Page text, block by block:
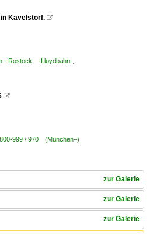
in Kavelstorf. 
– Rostock ·Lloydbahn·

999 / 970 (München–)
zur Galerie
zur Galerie
zur Galerie